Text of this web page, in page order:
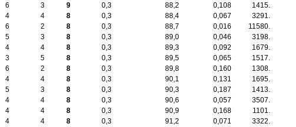
6 3 9 0,3 88,2 0,108
1415.
4 4 8 0,3 88,4 0,067
3291.
6 2 8 0,3 88,7 0,016
11580.
5 3 8 0,3 89,0 0,046
3198.
4 4 8 0,3 89,3 0,092
1679.
3 5 8 0,3 89,5 0,065
1517.
6 2 8 0,3 89,8 0,160
1308.
4 4 8 0,3 90,1 0,131
1695.
5 3 8 0,3 90,3 0,187
1413.
4 4 8 0,3 90,6 0,057
3507.
4 4 8 0,3 90,9 0,168
1101.
4 4 8 0,3 91,2 0,071
3322.